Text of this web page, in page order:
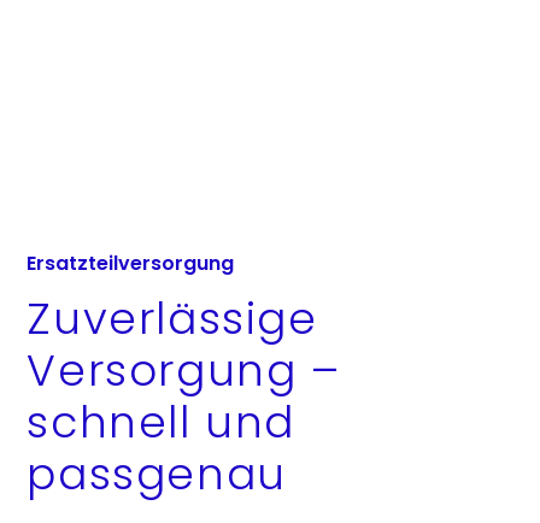
Ersatzteilversorgung
Zuverlässige
Versorgung –
schnell und
passgenau